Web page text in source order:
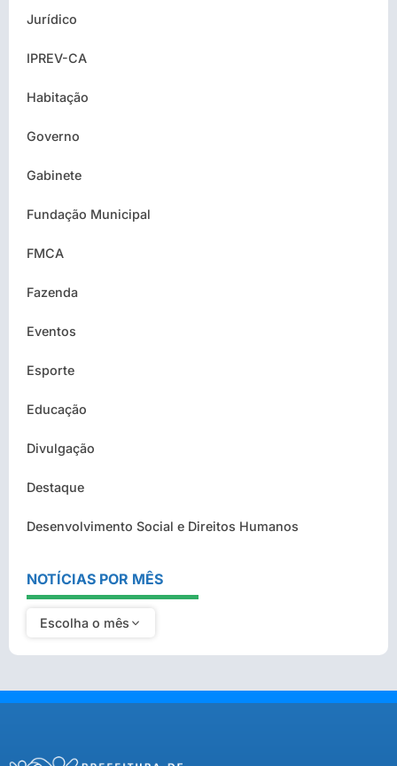
Jurídico
IPREV-CA
Habitação
Governo
Gabinete
Fundação Municipal
FMCA
Fazenda
Eventos
Esporte
Educação
Divulgação
Destaque
Desenvolvimento Social e Direitos Humanos
NOTÍCIAS POR MÊS
Escolha o mês